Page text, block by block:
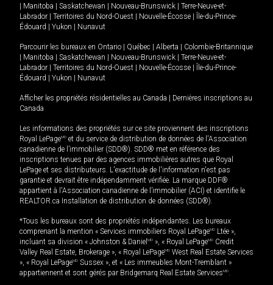
Manitoba Saskatchewan Nouveau-Brunswick
Terre-Neuve-et-
Labrador
Territoires du Nord-Ouest Nouvelle-Écosse
Île-du-Prince-
Édouard
Yukon Nunavut
Parcourir les bureaux en Ontario Québec Alberta
Colombie-Britannique
Manitoba Saskatchewan Nouveau-Brunswick
Terre-Neuve-et-
Labrador
Territoires du Nord-Ouest Nouvelle-Écosse
Île-du-Prince-
Édouard
Yukon Nunavut
Afficher les propriétés résidentielles au Canada
Dernières inscriptions au
Canada
Les informations des propriétés sur ce site proviennent des inscriptions
Royal LePageMD et du service de distribution de données de l'Association
canadienne de l’immobilier (SDD®). SDD® met en référence des
inscriptions tenues par des agences immobilières autres que Royal
LePage et ses distributeurs. L'exactitude de l'information n'est pas
garantie et devrait être indépendamment vérifiée. La marque DDF®
appartient à l'Association canadienne de l’immobilier (ACI) et identifie le
REALTOR.ca Installation de distribution de données (SDD®).
*Tous les bureaux sont des propriétés indépendantes. Les bureaux
comprenant la mention « Services immobiliers Royal LePageMD Ltée »,
incluant sa division « Johnston & Daniel MD », « Royal LePageMD Credit
Valley Real Estate, Brokerage », « Royal LePageMD West Real Estate Services
», « Royal LePageMD Sussex », et « Les immeubles Mont-Tremblant »
appartiennent et sont gérés par Bridgemarq Real Estate ServicesMD.